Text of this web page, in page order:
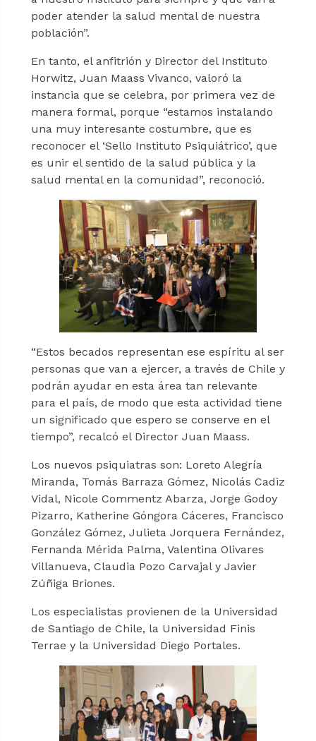
poder atender la salud mental de nuestra
población”.
En tanto, el anfitrión y Director del Instituto
Horwitz, Juan Maass Vivanco, valoró la
instancia que se celebra, por primera vez de
manera formal, porque “estamos instalando
una muy interesante costumbre, que es
reconocer el ‘Sello Instituto Psiquiátrico’, que
es unir el sentido de la salud pública y la
salud mental en la comunidad”, reconoció.
“Estos becados representan ese espíritu al ser
personas que van a ejercer, a través de Chile y
podrán ayudar en esta área tan relevante
para el país, de modo que esta actividad tiene
un significado que espero se conserve en el
tiempo”, recalcó el Director Juan Maass.
Los nuevos psiquiatras son: Loreto Alegría
Miranda, Tomás Barraza Gómez, Nicolás Cadiz
Vidal, Nicole Commentz Abarza, Jorge Godoy
Pizarro, Katherine Góngora Cáceres, Francisco
González Gómez, Julieta Jorquera Fernández,
Fernanda Mérida Palma, Valentina Olivares
Villanueva, Claudia Pozo Carvajal y Javier
Zúñiga Briones.
Los especialistas provienen de la Universidad
de Santiago de Chile, la Universidad Finis
Terrae y la Universidad Diego Portales.